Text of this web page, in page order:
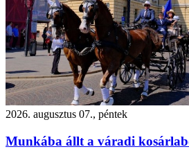
2026. augusztus 07., péntek
Munkába állt a váradi